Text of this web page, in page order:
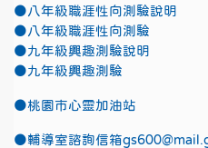
●八年級職涯性向測驗說明
●八年級職涯性向測驗
●九年級興趣測驗說明
●九年級興趣測驗
●桃園市心靈加油站
●輔導室諮詢信箱